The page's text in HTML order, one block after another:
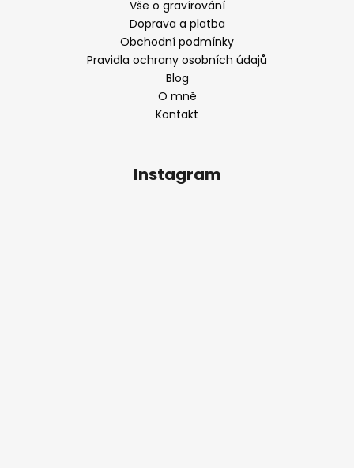
Vše o gravírování
Doprava a platba
Obchodní podmínky
Pravidla ochrany osobních údajů
Blog
O mně
Kontakt
Instagram